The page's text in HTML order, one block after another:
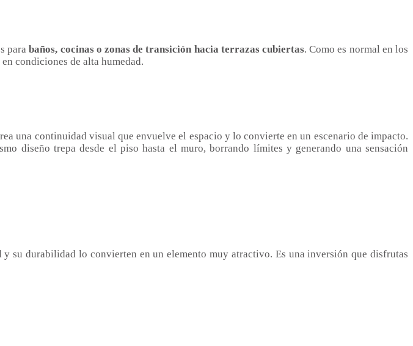
parabaños, cocinas o zonas de transición hacia terrazas cubiertas. Como es normal en los
condiciones de alta humedad.
una continuidad visual que envuelve el espacio y lo convierte en un escenario de impacto.
diseño trepa desde el piso hasta el muro, borrando límites y generando una sensación
y su durabilidad lo convierten en un elemento muy atractivo. Es una inversión que disfrutas